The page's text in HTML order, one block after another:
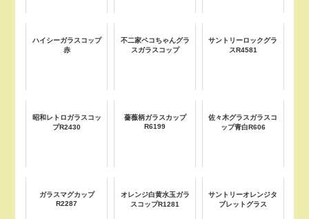
ハイシーガラスコップ
赤
不二家ペコちゃんグラ
スガラスコップ
サントリーロックグラ
スR4581
昭和レトロガラスコッ
プR2430
薔薇柄ガラスカップ
R6199
佐々木グラスガラスコ
ップ青白R606
ガラスマグカップ
R2287
オレンジ白黄水玉ガラ
スコップR1281
サントリーオレンジタ
ブレットグラス